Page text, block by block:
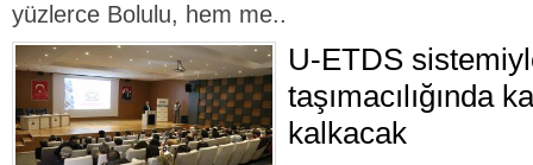
yüzlerce Bolulu, hem me..
U-ETDS
taşımacılığında
kalkacak